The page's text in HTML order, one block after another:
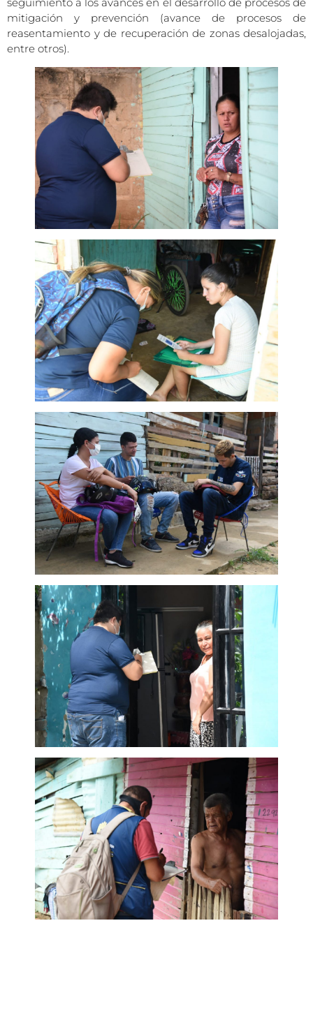
mitigación y prevención (avance de procesos de
reasentamiento y de recuperación de zonas desalojadas,
entre otros).